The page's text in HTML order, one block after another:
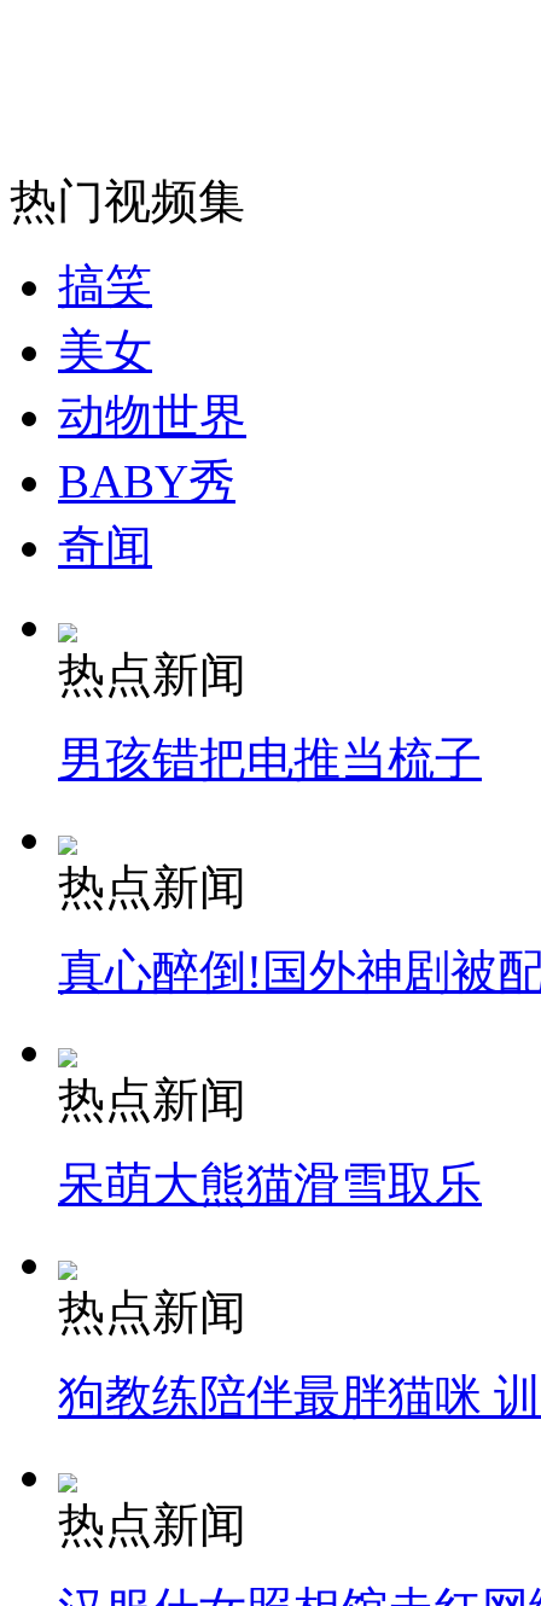
热门视频集
搞笑
美女
动物世界
BABY秀
奇闻
热点新闻
男孩错把电推当梳子
热点新闻
真心醉倒!国外神剧被
热点新闻
呆萌大熊猫滑雪取乐
热点新闻
狗教练陪伴最胖猫咪
热点新闻